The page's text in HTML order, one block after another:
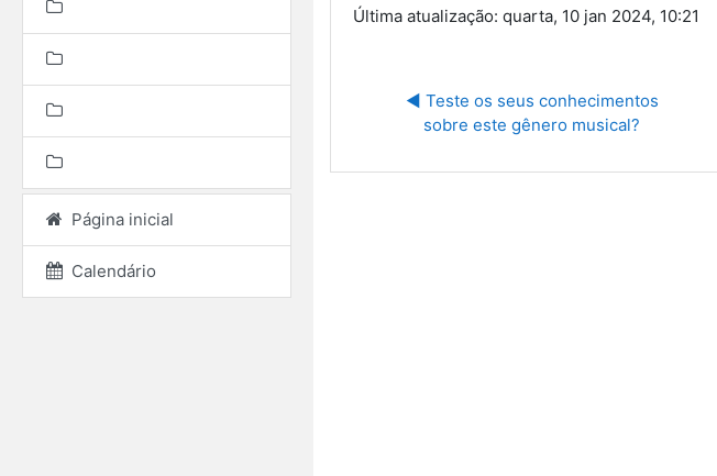
Página inicial
Calendário
Última atualização: quarta, 10 jan 2024, 10:21
◀︎ Teste os seus conhecimentos
sobre este gênero musical?